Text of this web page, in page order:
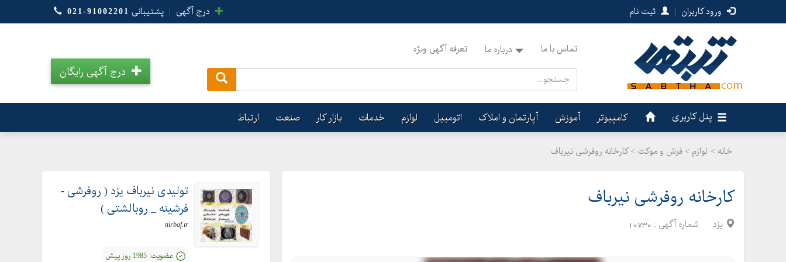
ورود کاربران | ثبت نام درج آگهی | پشتیبانی 021-91002201
تماس با ما درباره ما تعرفه آگهی ویژه
درج آگهی رایگان
پنل کاربری کامپیوتر آموزش آپارتمان و املاک اتومبیل لوازم خدمات بازار کار صنعت ارتباط
خانه > لوازم > فرش و موکت > کارخانه روفرشی نیرباف
کارخانه روفرشی نیرباف
یزد شماره آگهی : 10730
تولیدی نیرباف یزد ( روفرشی -
فرشینه _ روبالشتی )
nirbaf.ir
عضویت: 1985 روز پیش